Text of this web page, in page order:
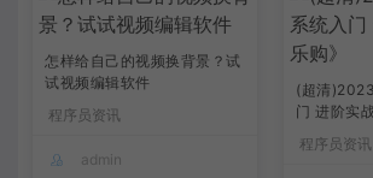
怎样给自己的视频换背景？试
试视频编辑软件
程序员资讯
admin
(超清
门 进阶实
程序员资讯